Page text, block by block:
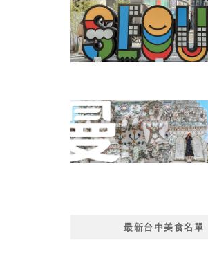
最新台中美食名單